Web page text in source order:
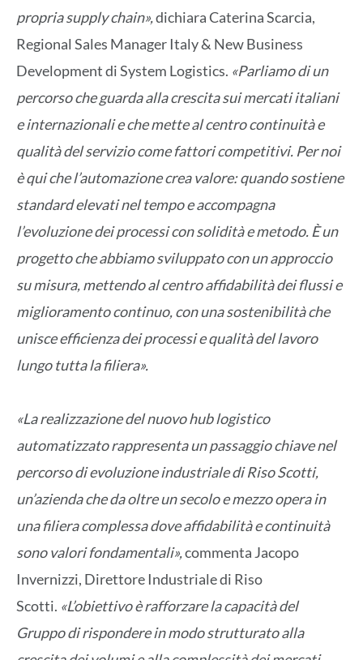
propria supply chain»,dichiara Caterina Scarcia,
Regional Sales Manager Italy & New Business
Development di System Logistics. «Parliamo di un
percorso che guarda alla crescita sui mercati italiani
e internazionali e che mette al centro continuità e
qualità del servizio come fattori competitivi. Per noi
è qui che l’automazione crea valore: quando sostiene
standard elevati nel tempo e accompagna
l’evoluzione dei processi con solidità e metodo. È un
progetto che abbiamo sviluppato con un approccio
su misura, mettendo al centro affidabilità dei flussi e
miglioramento continuo, con una sostenibilità che
unisce efficienza dei processi e qualità del lavoro
lungo tutta la filiera».
«La realizzazione del nuovo hub logistico
automatizzato rappresenta un passaggio chiave nel
percorso di evoluzione industriale di Riso Scotti,
un’azienda che da oltre un secolo e mezzo opera in
una filiera complessa dove affidabilità e continuità
sono valori fondamentali»,commenta Jacopo
Invernizzi, Direttore Industriale di Riso
Scotti. «L’obiettivo è rafforzare la capacità del
Gruppo di rispondere in modo strutturato alla